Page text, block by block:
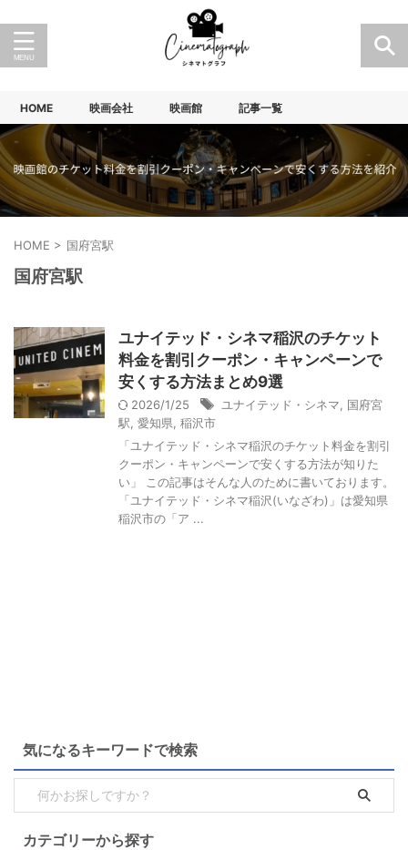
HOME 映画会社 映画館 記事一覧
HOME > 国府宮駅
国府宮駅
ユナイテッド・シネマ稲沢のチケット
料金を割引クーポン・キャンペーンで
安くする方法まとめ9選
2026/1/25 ユナイテッド・シネマ
国府宮
駅 愛知県 稲沢市
「ユナイテッド・シネマ稲沢のチケット料金を割引
クーポン・キャンペーンで安くする方法が知りた
い」 この記事はそんな人のために書いております。
「ユナイテッド・シネマ稲沢(いなざわ)」は愛知県
稲沢市の「ア ...
気になるキーワードで検索
カテゴリーから探す